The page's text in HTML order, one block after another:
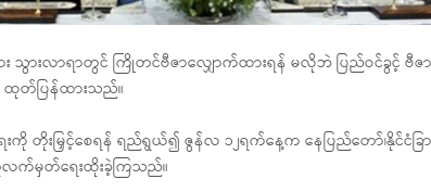
ား သွားလာရာတွင် ကြိုတင်ဗီဇာလျှောက်ထားရန် မလိုဘဲ ပြည်ဝင်ခွင့် ဗီ
က ထုတ်ပြန်ထားသည်။
တိုးမြှင့်စေရန် ရည်ရွယ်၍ ဇွန်လ ၁၂ရက်နေ့က နေပြည်တော်၊နိုင်ငံခြား
က်မှတ်ရေးထိုးခဲ့ကြသည်။